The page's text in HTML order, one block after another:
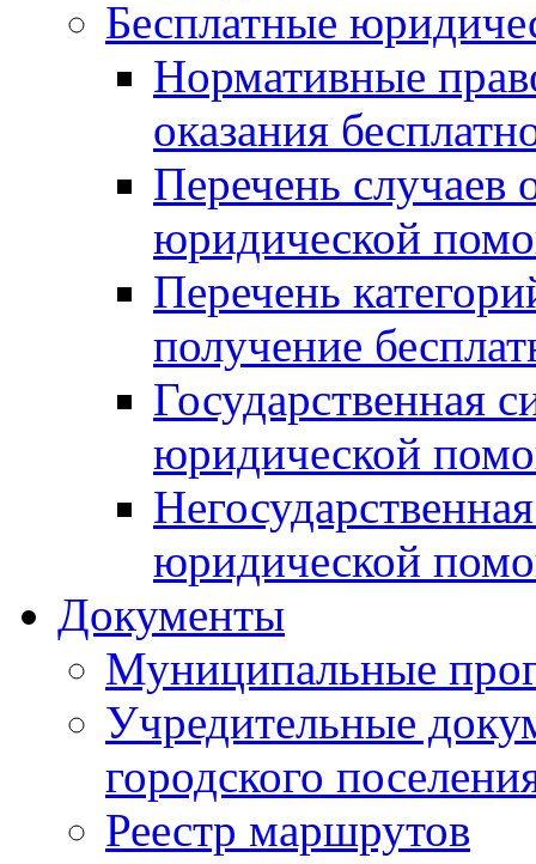
Бесплатные
Нормативные
оказания
Перечень случаев
юридической
Перечень
получение
Государственная
юридической
юридической
Документы
Муниципальные
Учредительные
городского
Реестр маршрутов